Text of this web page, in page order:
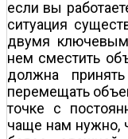
если вы
ситуация
двумя
нем сместить
должна
перемещать
точке с
чаще нам нужно,